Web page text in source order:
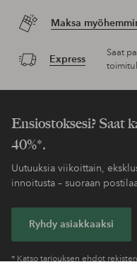
Maksa
Express
Saat
Ensiostoksesi? Saat
40%*.
Uutuuksia viikoittain,
innoitusta – suoraan
Ryhdy asiakkaaksi
* Katso tarjouksen ehdot